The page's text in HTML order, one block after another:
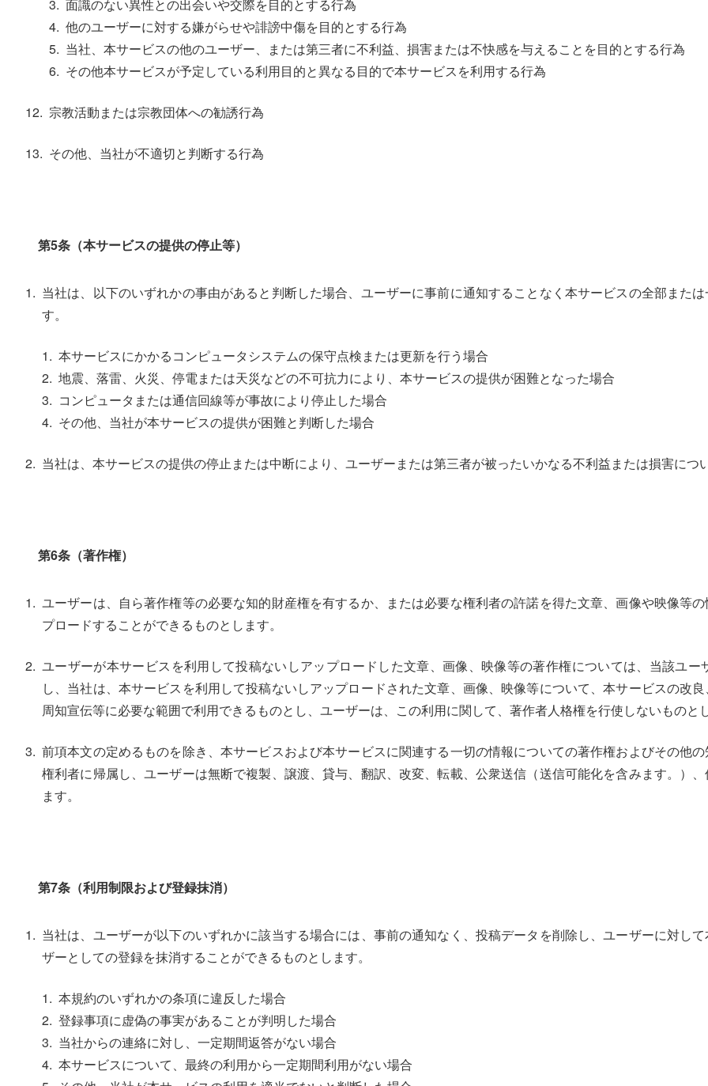
面識のない異性との出会いや交際を目的とする行為
他のユーザーに対する嫌がらせや誹謗中傷を目的とする行為
当社、本サービスの他のユーザー、または第三者に不利益、損害または不快感を与えることを目的とする行為
その他本サービスが予定している利用目的と異なる目的で本サービスを利用する行為
宗教活動または宗教団体への勧誘行為
その他、当社が不適切と判断する行為
第5条（本サービスの提供の停止等）
当社は、以下のいずれかの事由があると判断した場合、ユーザーに事前に通知することなく本サービスの全部また
す。
本サービスにかかるコンピュータシステムの保守点検または更新を行う場合
地震、落雷、火災、停電または天災などの不可抗力により、本サービスの提供が困難となった場合
コンピュータまたは通信回線等が事故により停止した場合
その他、当社が本サービスの提供が困難と判断した場合
当社は、本サービスの提供の停止または中断により、ユーザーまたは第三者が被ったいかなる不利益または損害に
第6条（著作権）
ユーザーは、自ら著作権等の必要な知的財産権を有するか、または必要な権利者の許諾を得た文章、画像や映像等
プロードすることができるものとします。
ユーザーが本サービスを利用して投稿ないしアップロードした文章、画像、映像等の著作権については、当該ユ
し、当社は、本サービスを利用して投稿ないしアップロードされた文章、画像、映像等について、本サービスの改
周知宣伝等に必要な範囲で利用できるものとし、ユーザーは、この利用に関して、著作者人格権を行使しないものと
前項本文の定めるものを除き、本サービスおよび本サービスに関連する一切の情報についての著作権およびその他
権利者に帰属し、ユーザーは無断で複製、譲渡、貸与、翻訳、改変、転載、公衆送信（送信可能化を含みます。）
ます。
第7条（利用制限および登録抹消）
当社は、ユーザーが以下のいずれかに該当する場合には、事前の通知なく、投稿データを削除し、ユーザーに対し
ザーとしての登録を抹消することができるものとします。
本規約のいずれかの条項に違反した場合
登録事項に虚偽の事実があることが判明した場合
当社からの連絡に対し、一定期間返答がない場合
本サービスについて、最終の利用から一定期間利用がない場合